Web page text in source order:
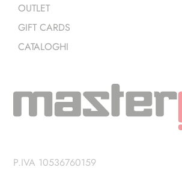
OUTLET
GIFT CARDS
CATALOGHI
P.IVA 10536760159